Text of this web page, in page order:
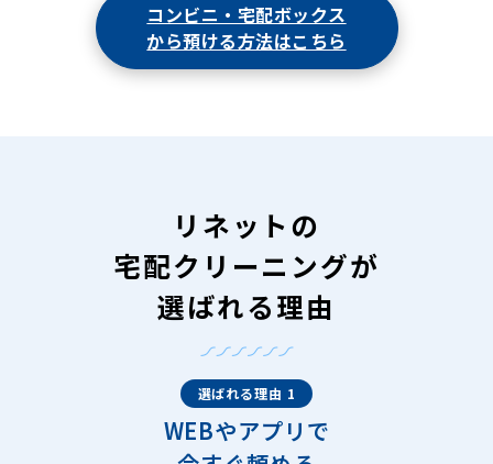
コンビニ・宅配ボックス
から預ける方法はこちら
リネットの
宅配クリーニングが
選ばれる理由
選ばれる理由 1
WEBやアプリで